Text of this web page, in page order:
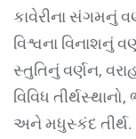
કાવેરીના સંગમનું
વિશ્વના વિનાશનું
સ્તુતિનું વર્ણન,
વિવિધ તીર્થસ્થાનો,
અને મધુસ્કંદ તીર્થ.